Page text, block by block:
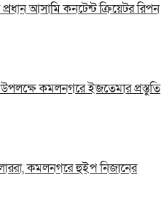
প্রধান আসামি কনটেন্ট ক্রিয়েটর রিপন
কমলনগরে ইজতেমার প্রস্তুতি
কমলনগরে হুইপ নিজানের